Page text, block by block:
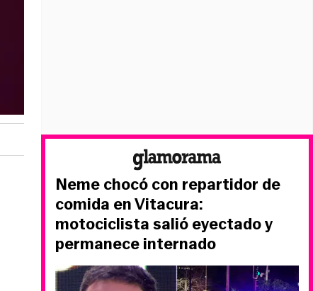
Neme chocó con repartidor de
comida en Vitacura:
motociclista salió eyectado y
permanece internado